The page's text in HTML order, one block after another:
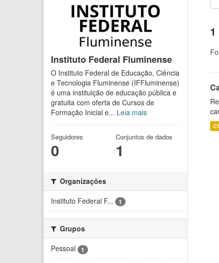
Instituto Federal Fluminense
O Instituto Federal de Educação, Ciência
e Tecnologia Fluminense (IFFluminense)
é uma instituição de educação pública e
gratuita com oferta de Cursos de
Formação Inicial e... Leia mais
Seguidores
0
Conjuntos de dados
1
Organizações
Instituto Federal F...
1
Grupos
Pessoal
1